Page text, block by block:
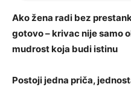
Ako žena radi bez
gotovo – krivac nije samo
mudrost koja budi istinu
Postoji jedna priča,